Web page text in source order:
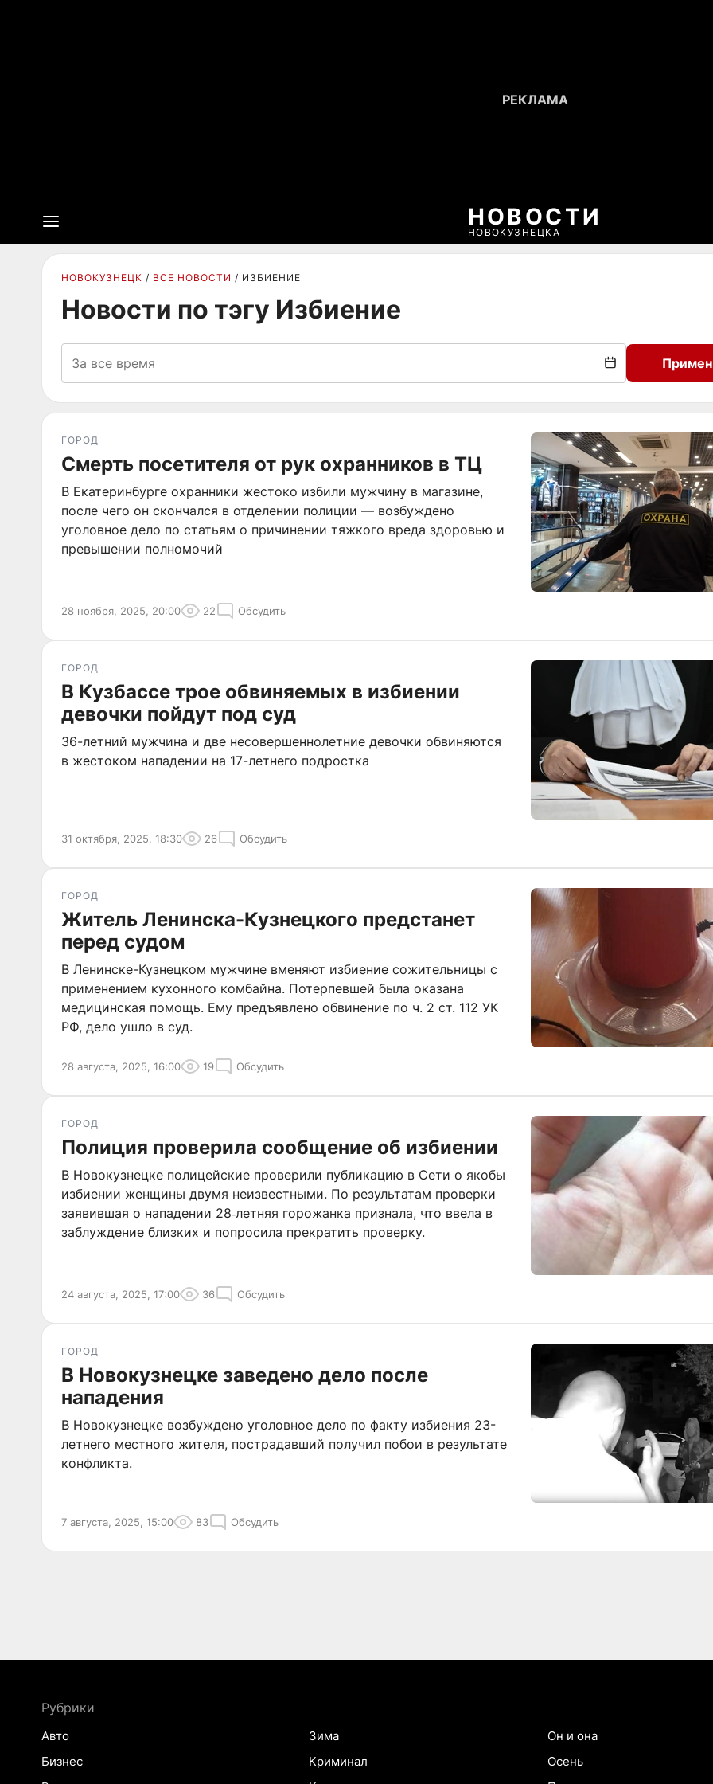
НОВОСТИ
НОВОКУЗНЕЦКА
НОВОКУЗНЕЦК ВСЕ НОВОСТИ ИЗБИЕНИЕ
Новости по тэгу Избиение
ГОРОД
Смерть посетителя от рук охранников в ТЦ
В Екатеринбурге охранники жестоко избили мужчину в магазине,
после чего он скончался в отделении полиции — возбуждено
уголовное дело по статьям о причинении тяжкого вреда здоровью и
превышении полномочий
28 ноября, 2025, 20:00 22 Обсудить
ГОРОД
В Кузбассе трое обвиняемых в избиении
девочки пойдут под суд
36-летний мужчина и две несовершеннолетние девочки обвиняются
в жестоком нападении на 17-летнего подростка
31 октября, 2025, 18:30 26 Обсудить
ГОРОД
Житель Ленинска-Кузнецкого предстанет
перед судом
В Ленинске-Кузнецком мужчине вменяют избиение сожительницы с
применением кухонного комбайна. Потерпевшей была оказана
медицинская помощь. Ему предъявлено обвинение по ч. 2 ст. 112 УК
РФ, дело ушло в суд.
28 августа, 2025, 16:00 19 Обсудить
ГОРОД
Полиция проверила сообщение об избиении
В Новокузнецке полицейские проверили публикацию в Сети о якобы
избиении женщины двумя неизвестными. По результатам проверки
заявившая о нападении 28‑летняя горожанка признала, что ввела в
заблуждение близких и попросила прекратить проверку.
24 августа, 2025, 17:00 36 Обсудить
ГОРОД
В Новокузнецке заведено дело после
нападения
В Новокузнецке возбуждено уголовное дело по факту избиения 23-
летнего местного жителя, пострадавший получил побои в результате
конфликта.
7 августа, 2025, 15:00 83 Обсудить
Рубрики
Авто
Бизнес
Зима
Криминал
Он и она
Осень